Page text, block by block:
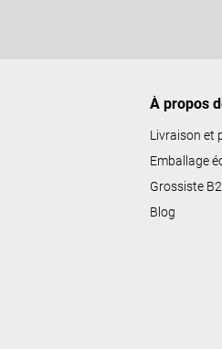
À propos
Livraison et
Emballage
Grossiste
Blog